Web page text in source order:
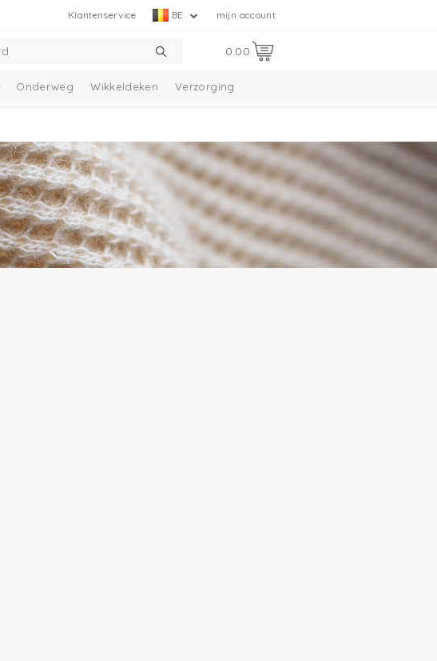
mijn account
BE
Klantenservice
0.00
Onderweg Wikkeldeken Verzorging